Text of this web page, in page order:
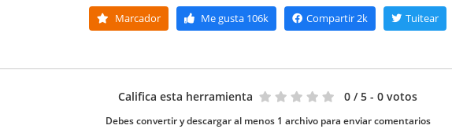
Marcador Me gusta 106k Compartir2k Tuitear
Califica esta herramienta 0 / 5 - 0 votos
Debes convertir y descargar al menos 1 archivo para enviar comentarios